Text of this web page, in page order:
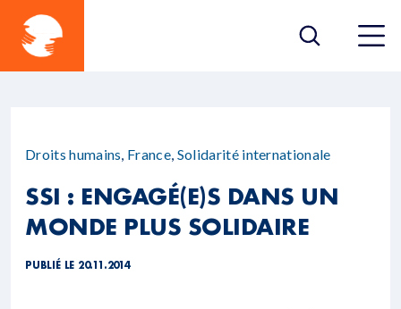
Droits humains, France, Solidarité internationale
SSI : ENGAGÉ(E)S DANS UN
MONDE PLUS SOLIDAIRE
PUBLIÉ LE 20.11.2014